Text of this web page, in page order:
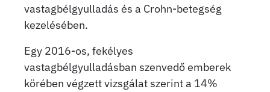
vastagbélgyulladás és a Crohn-betegség
kezelésében.
Egy 2016-os, fekélyes
vastagbélgyulladásban szenvedő emberek
körében végzett vizsgálat szerint a 14%